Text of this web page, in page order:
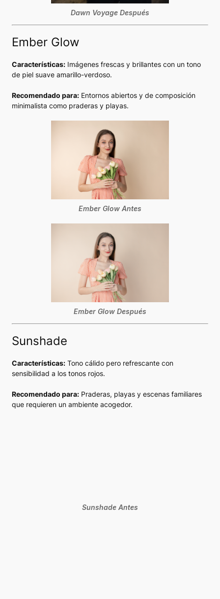
Dawn Voyage Después
Ember Glow
Características: Imágenes frescas y brillantes con un tono
de piel suave amarillo-verdoso.
Recomendado para: Entornos abiertos y de composición
minimalista como praderas y playas.
Ember Glow Antes
Ember Glow Después
Sunshade
Características: Tono cálido pero refrescante con
sensibilidad a los tonos rojos.
Recomendado para: Praderas, playas y escenas familiares
que requieren un ambiente acogedor.
Sunshade Antes